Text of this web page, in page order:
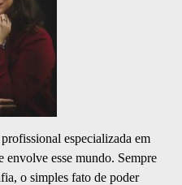
especializada em
esse mundo. Sempre
o simples fato de poder